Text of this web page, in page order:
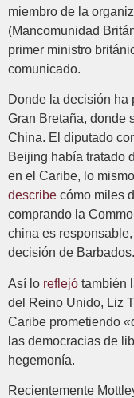
miembro de la
(Mancomunidad
primer ministro
comunicado.
Donde la decisión ha
Gran Bretaña, donde
China. El diputado
Beijing había tratado
en el Caribe, lo
describe cómo miles
comprando la
china es
decisión de Barbados.
Así lo reflejó también
del Reino Unido, Liz
Caribe prometiendo
las democracias de
hegemonía.
Recientemente